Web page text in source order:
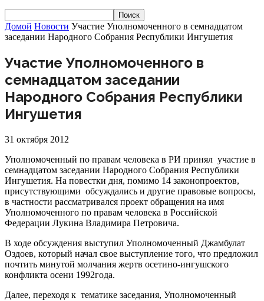
Домой Новости Участие Уполномоченного в семнадцатом
заседании Народного Собрания Республики Ингушетия
Участие Уполномоченного в
семнадцатом заседании
Народного Собрания Республики
Ингушетия
31 октября 2012
Уполномоченный по правам человека в РИ принял участие в
семнадцатом заседании Народного Собрания Республики
Ингушетия. На повестки дня, помимо 14 законопроектов,
присутствующими обсуждались и другие правовые вопросы,
в частности рассматривался проект обращения на имя
Уполномоченного по правам человека в Российской
Федерации Лукина Владимира Петровича.
В ходе обсуждения выступил Уполномоченный Джамбулат
Оздоев, который начал свое выступление того, что предложил
почтить минутой молчания жертв осетино-ингушского
конфликта осени 1992года.
Далее, переходя к тематике заседания, Уполномоченный